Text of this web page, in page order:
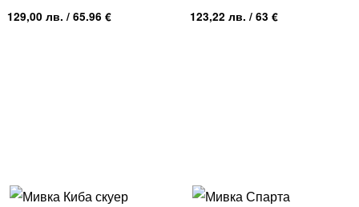
129,00 лв. / 65.96 € 123,22лв. / 63 €